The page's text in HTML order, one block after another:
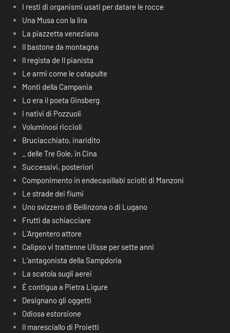
I resti di organismi usati per datare le rocce
Una Musa con la lira
La piazzetta veneziana
Il bastone da montagna
Il regista de Il pianista
Le armi come le catapulte
Monti della Campania
Lo era il poeta Ginsberg
I nativi di Pozzuoli
Voluminosi riccioli
Bruciacchiato, inaridito
_ delle Tre Gole, in Cina
Successivi, posteriori
Componimento in endecasillabi sciolti di Manzoni
Le strade dei fiumi
Uno svizzero di Bellinzona o di Lugano
Frutti da schiacciare
L’Argentero attore
Calipso vi trattenne Ulisse per sette anni
L’antagonista della Sampdoria
La scatola sugli aerei
É contigua a Pietra Ligure
Designano gli oggetti
Odiosa estorsione
Il maresciallo di Proietti